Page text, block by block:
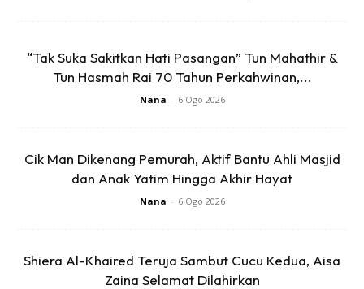
“Tak Suka Sakitkan Hati Pasangan” Tun Mahathir &
Tun Hasmah Rai 70 Tahun Perkahwinan,...
Nana - 6 Ogo 2026
Cik Man Dikenang Pemurah, Aktif Bantu Ahli Masjid
dan Anak Yatim Hingga Akhir Hayat
Nana - 6 Ogo 2026
Shiera Al-Khaired Teruja Sambut Cucu Kedua, Aisa
Zaina Selamat Dilahirkan